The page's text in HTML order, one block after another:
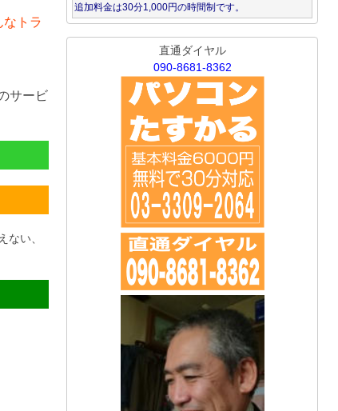
トラ
サービ
ない、
追加料金は30分1,000円の時間制です。
直通ダイヤル
090-8681-8362